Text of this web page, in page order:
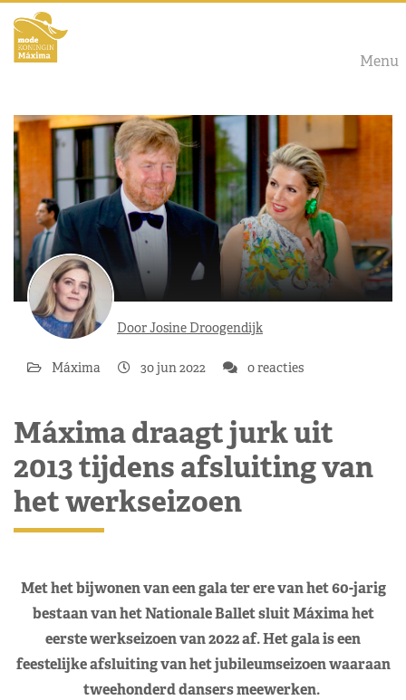
Menu
Door Josine Droogendijk
Máxima 30 jun 2022 0 reacties
Máxima draagt jurk uit
2013 tijdens afsluiting van
het werkseizoen
Met het bijwonen van een gala ter ere van het 60-jarig
bestaan van het Nationale Ballet sluit Máxima het
eerste werkseizoen van 2022 af. Het gala is een
feestelijke afsluiting van het jubileumseizoen waaraan
tweehonderd dansers meewerken.